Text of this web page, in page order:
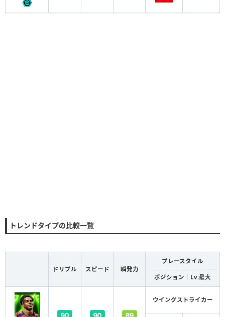
トレンドタイプの比較一覧
ドリブル スピード 瞬発力
プレースタイル
ポジション｜Lv.最大
ウイングストライカー